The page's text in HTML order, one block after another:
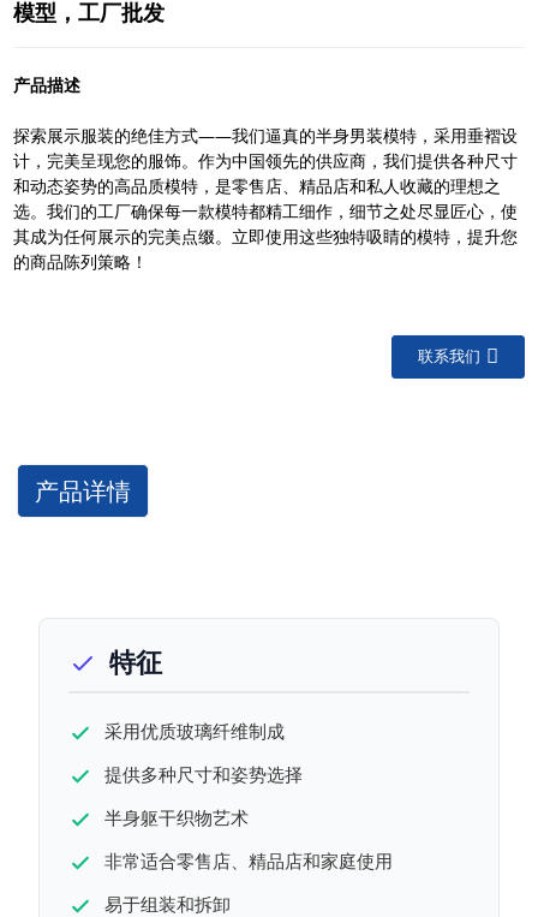
模型，工厂批发
产品描述
探索展示服装的绝佳方式——我们逼真的半身男装模特，采用垂褶设
计，完美呈现您的服饰。作为中国领先的供应商，我们提供各种尺寸
和动态姿势的高品质模特，是零售店、精品店和私人收藏的理想之
选。我们的工厂确保每一款模特都精工细作，细节之处尽显匠心，使
其成为任何展示的完美点缀。立即使用这些独特吸睛的模特，提升您
的商品陈列策略！
联系我们
产品详情
特征
采用优质玻璃纤维制成
提供多种尺寸和姿势选择
半身躯干织物艺术
非常适合零售店、精品店和家庭使用
易于组装和拆卸